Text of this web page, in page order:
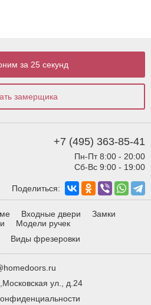
за 25 секунд
замерщика
Входные двери
Замки
Модели ручек
Виды фрезеровки
ул., д.24
+7 (495) 363-85-41
Пн-Пт 8:00 - 20:00
Сб-Вс 9:00 - 19:00
Поделиться: